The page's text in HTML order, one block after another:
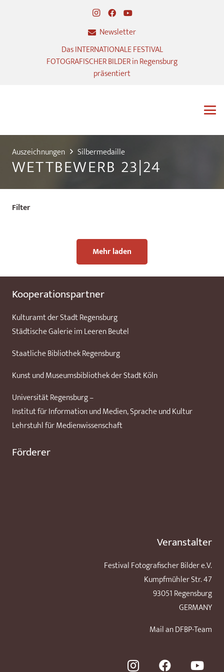
Newsletter
Das INTERNATIONALE FESTIVAL
FOTOGRAFISCHER BILDER in Regensburg
präsentiert
Auszeichnungen Silbermedaille
WETTBEWERB 23|24
Filter
Mehr laden
Kooperationspartner
Kulturamt der Stadt Regensburg
Städtische Galerie im Leeren Beutel
Staatliche Bibliothek Regensburg
Kunst und Museumsbibliothek der Stadt Köln
Universität Regensburg –
Institut für Information und Medien, Sprache und Kultur
Lehrstuhl für Medienwissenschaft
Förderer
Veranstalter
Festival Fotografischer Bilder e.V.
Kumpfmühler Str. 47
93051 Regensburg
GERMANY
Mail an DFBP-Team